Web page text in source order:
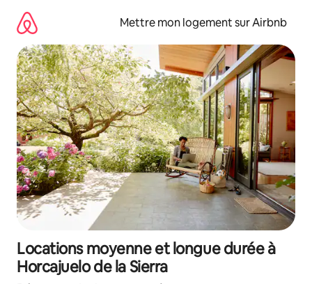
directement
contenu
Mettre mon logement sur Airbnb
Locations moyenne et longue durée à
Horcajuelo de la Sierra